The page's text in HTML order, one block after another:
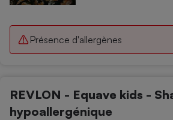
Présence d'allergènes
REVLON - Equave kids -
hypoallergénique